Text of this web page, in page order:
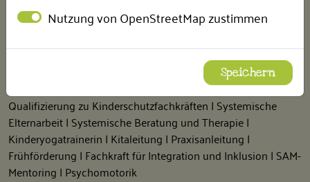
FÖRDERUNGEN
Wir erhalten regelmäßig Fördermittel, um unsere Mitarbeiter
finanziell bei der Durchführung von folgenden Fort- und
Qualifizierung zu Kinderschutzfachkräften | Systemische
Elternarbeit | Systemische Beratung und Therapie |
Kinderyogatrainerin | Kitaleitung | Praxisanleitung |
Frühförderung | Fachkraft für Integration und Inklusion | SAM-
Mentoring | Psychomotorik
Nutzung von OpenStreetMap zustimmen
Speichern